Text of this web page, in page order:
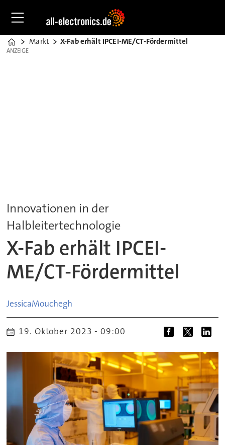
Home
Markt X-Fab erhält IPCEI-ME/CT-Fördermittel
ANZEIGE
ANZEIGE
Innovationen in der
Halbleitertechnologie
X-Fab erhält IPCEI-
ME/CT-Fördermittel
JessicaMouchegh
19. Oktober 2023 - 09:00